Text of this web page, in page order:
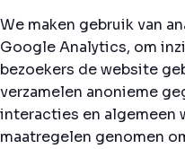
We maken gebruik van
Google Analytics, om
bezoekers de website
verzamelen anonieme
interacties en algemeen
maatregelen genomen